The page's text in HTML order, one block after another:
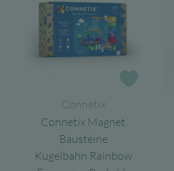
Connetix
Connetix Magnet
Bausteine
Kugelbahn Rainbow